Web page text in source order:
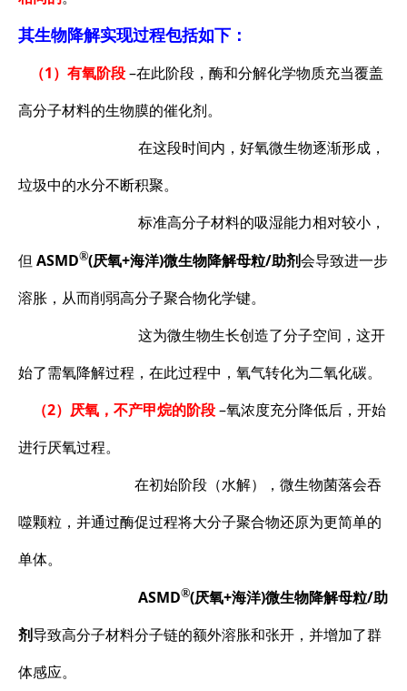
其生物降解实现过程包括如下：
（1）有氧阶段–在此阶段，酶和分解化学物质充当覆盖
高分子材料的生物膜的催化剂。
在这段时间内，好氧微生物逐渐形成，
垃圾中的水分不断积聚。
标准高分子材料的吸湿能力相对较小，
但 ASMD®(厌氧+海洋)微生物降解母粒/助剂会导致进一步
溶胀，从而削弱高分子聚合物化学键。
这为微生物生长创造了分子空间，这开
始了需氧降解过程，在此过程中，氧气转化为二氧化碳。
（2）厌氧，不产甲烷的阶段–氧浓度充分降低后，开始
进行厌氧过程。
在初始阶段（水解），微生物菌落会吞
噬颗粒，并通过酶促过程将大分子聚合物还原为更简单的
单体。
ASMD®(厌氧+海洋)微生物降解母粒/助
剂导致高分子材料分子链的额外溶胀和张开，并增加了群
体感应。